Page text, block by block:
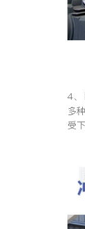
4、
多
受